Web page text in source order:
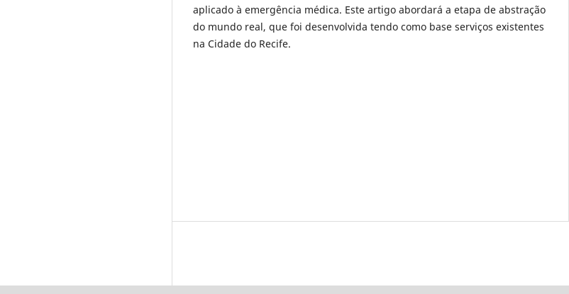
aplicado à emergência médica. Este artigo abordará a etapa de abstração
do mundo real, que foi desenvolvida tendo como base serviços existentes
na Cidade do Recife.